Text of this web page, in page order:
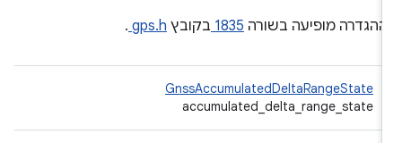
ההגדרה מופיעה בשורה1835 בקובץgps.h
.
GnssAccumulatedDeltaRangeState
accumulated_delta_range_state